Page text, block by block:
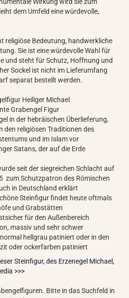
dem Umfeld eine würdevolle,
religiöse Bedeutung, handwerkliche
Sie ist eine würdevolle Wahl für
und steht für Schutz, Hoffnung und
Sockel ist nicht im Lieferumfang
separat bestellt werden.
Heiliger Michael
Grabengel Figur
in der hebräischen Überlieferung,
den religiösen Traditionen des
und im Islam vor
Satans, der auf die Erde
seit der siegreichen Schlacht auf
zum Schutzpatron des Römischen
in Deutschland erklärt
Steinfigur findet heute oftmals
und Grabstätten
für den Außenbereich
massiv und sehr schwer
hellgrau patiniert oder in den
oder ockerfarben patiniert
Steinfigur, des Erzenegel Michael,
>>>
Bitte in das Suchfeld in